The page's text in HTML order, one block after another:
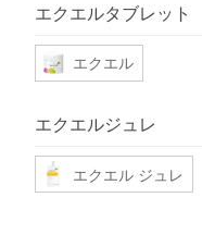
エクエルタブレット
エクエル
エクエルジュレ
エクエル ジュレ